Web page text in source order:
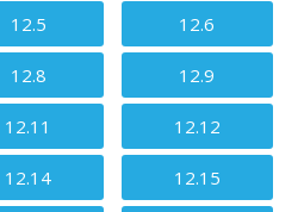
12.5 12.6
12.8 12.9
12.11 12.12
12.14 12.15